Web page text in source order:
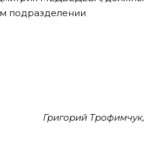
подразделении
Григорий Трофимчук,